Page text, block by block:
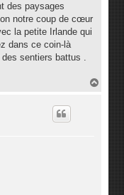
des paysages
notre coup de cœur
la petite Irlande qui
dans ce coin-là
sentiers battus .